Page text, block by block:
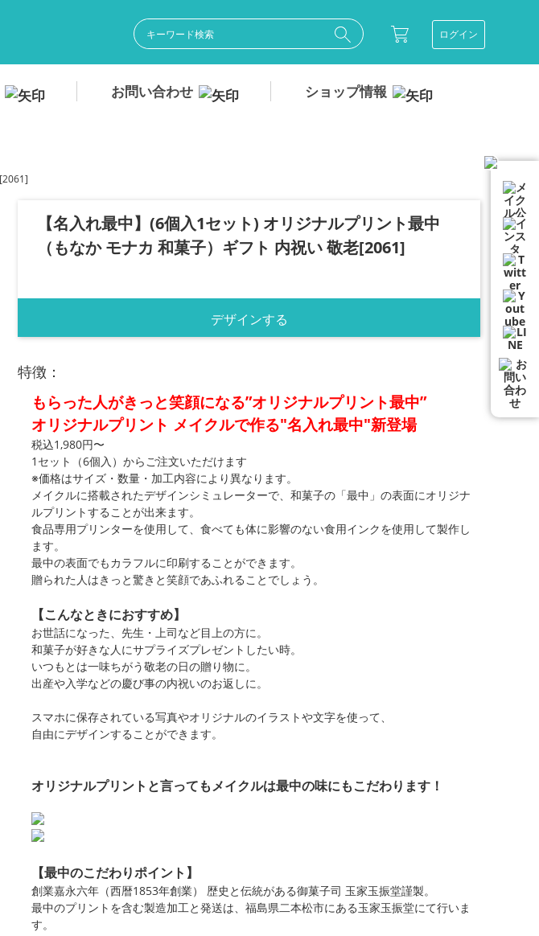
ログイン
お問い合わせ ショップ情報
【名入れ最中】(6個入1セット) オリジナルプリント最中
（もなか モナカ 和菓子）ギフト 内祝い 敬老[2061]
デザインする
特徴：
もらった人がきっと笑顔になる”オリジナルプリント最中”
オリジナルプリント メイクルで作る"名入れ最中"新登場
税込1,980円〜
1セット（6個入）からご注文いただけます
※価格はサイズ・数量・加工内容により異なります。
メイクルに搭載されたデザインシミュレーターで、和菓子の「最中」の表面にオリジナ
ルプリントすることが出来ます。
食品専用プリンターを使用して、食べても体に影響のない食用インクを使用して製作し
ます。
最中の表面でもカラフルに印刷することができます。
贈られた人はきっと驚きと笑顔であふれることでしょう。
【こんなときにおすすめ】
お世話になった、先生・上司など目上の方に。
和菓子が好きな人にサプライズプレゼントしたい時。
いつもとは一味ちがう敬老の日の贈り物に。
出産や入学などの慶び事の内祝いのお返しに。
スマホに保存されている写真やオリジナルのイラストや文字を使って、
自由にデザインすることができます。
オリジナルプリントと言ってもメイクルは最中の味にもこだわります！
【最中のこだわりポイント】
創業嘉永六年（西暦1853年創業） 歴史と伝統がある御菓子司 玉家玉振堂謹製。
最中のプリントを含む製造加工と発送は、福島県二本松市にある玉家玉振堂にて行いま
す。